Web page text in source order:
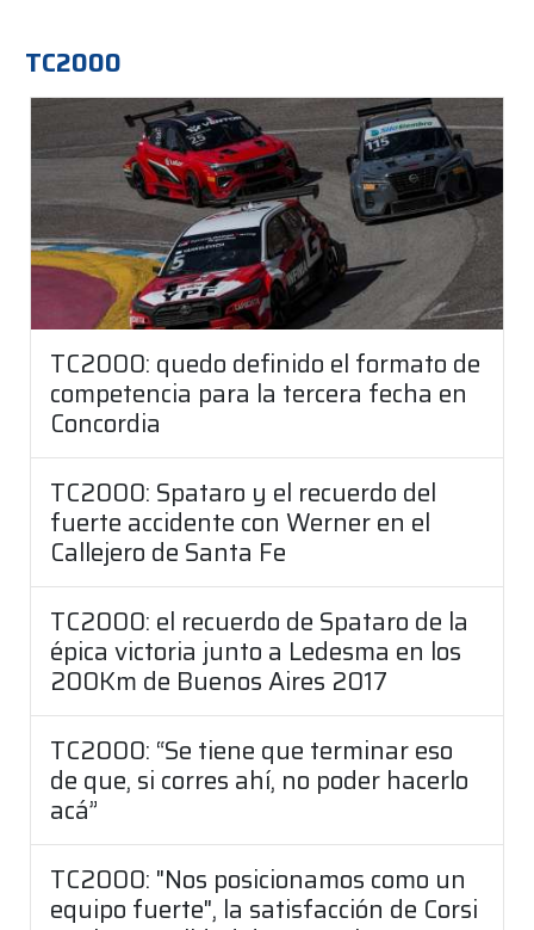
TC2000
TC2000: quedo definido el formato de
competencia para la tercera fecha en
Concordia
TC2000: Spataro y el recuerdo del
fuerte accidente con Werner en el
Callejero de Santa Fe
TC2000: el recuerdo de Spataro de la
épica victoria junto a Ledesma en los
200Km de Buenos Aires 2017
TC2000: “Se tiene que terminar eso
de que, si corres ahí, no poder hacerlo
acá”
TC2000: "Nos posicionamos como un
equipo fuerte", la satisfacción de Corsi